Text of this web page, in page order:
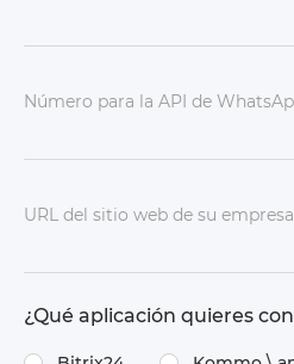
Número para la API de
URL del sitio web de su empresa
¿Qué aplicación quieres